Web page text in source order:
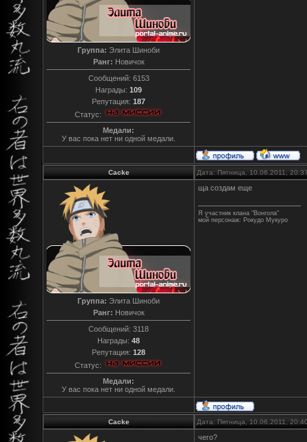
Группа: Элита Шиноби
Ранг: Новичок
Сообщений: 6153
Награды: 109
Репутация: 187
Статус:
Медали:
У вас пока нет ни одной медали.
Cacke Дата: Пятница, 10.06.2011,
Группа: Элита Шиноби
Ранг: Новичок
Сообщений: 3118
Награды: 48
Репутация: 128
Статус:
Медали:
У вас пока нет ни одной медали.
ща создам еще
Я участник клана "Вонгола"
мой персонаж: Рокудо Мукуро
Cacke Дата: Пятница, 10.06.2011,
чего?